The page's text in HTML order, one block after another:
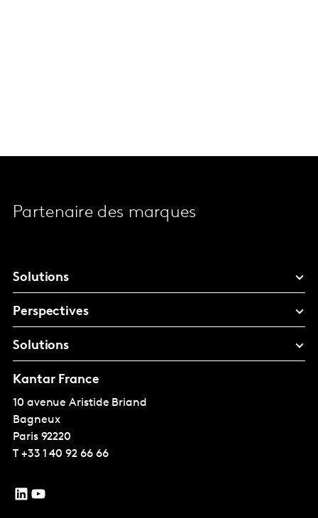
Partenaire des marques
Solutions
Perspectives
Solutions
Kantar France
10 avenue Aristide Briand
Bagneux
Paris 92220
T +33 1 40 92 66 66